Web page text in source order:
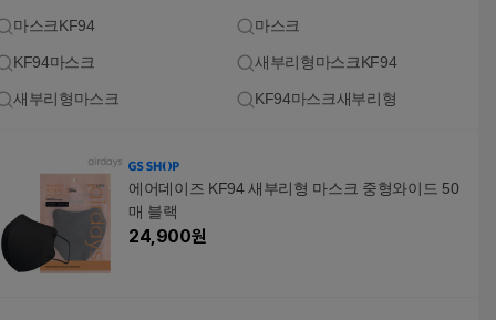
마스크KF94 마스크
KF94마스크 새부리형마스크KF94
새부리형마스크 KF94마스크새부리형
에어데이즈 KF94 새부리형 마스크 중형와이드 50
매 블랙
24,900원